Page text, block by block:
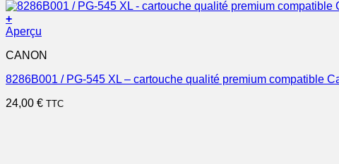
+
Aperçu
CANON
8286B001 / PG-545 XL – cartouche qualité premium compatible
24,00 € TTC